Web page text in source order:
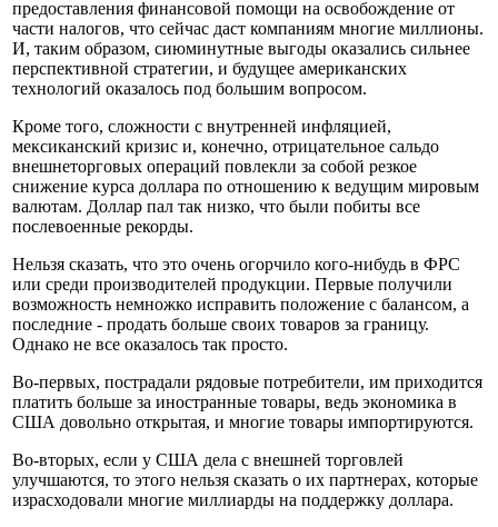
предоставления финансовой помощи на освобождение от
части налогов, что сейчас даст компаниям многие миллионы.
И, таким образом, сиюминутные выгоды оказались сильнее
перспективной стратегии, и будущее американских
технологий оказалось под большим вопросом.
Кроме того, сложности с внутренней инфляцией,
мексиканский кризис и, конечно, отрицательное сальдо
внешнеторговых операций повлекли за собой резкое
снижение курса доллара по отношению к ведущим мировым
валютам. Доллар пал так низко, что были побиты все
послевоенные рекорды.
Нельзя сказать, что это очень огорчило кого-нибудь в ФРС
или среди производителей продукции. Первые получили
возможность немножко исправить положение с балансом, а
последние - продать больше своих товаров за границу.
Однако не все оказалось так просто.
Во-первых, пострадали рядовые потребители, им приходится
платить больше за иностранные товары, ведь экономика в
США довольно открытая, и многие товары импортируются.
Во-вторых, если у США дела с внешней торговлей
улучшаются, то этого нельзя сказать о их партнерах, которые
израсходовали многие миллиарды на поддержку доллара.